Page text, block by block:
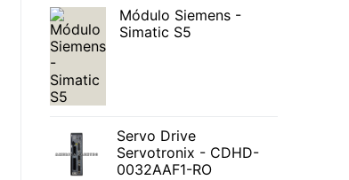
Módulo Siemens -
Simatic S5
Servo Drive
Servotronix - CDHD-
0032AAF1-RO